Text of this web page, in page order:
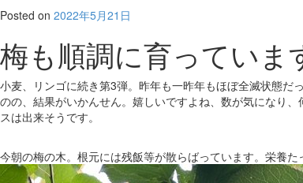
Posted on 2022年5月21日
梅も順調に育っていま
小麦、リンゴに続き第3弾。昨年も一昨年もほぼ全滅状態だ
のの、結果がいかんせん。嬉しいですよね、数が気になり
スは出来そうです。
今朝の梅の木。根元には残飯等が散らばっています。栄養